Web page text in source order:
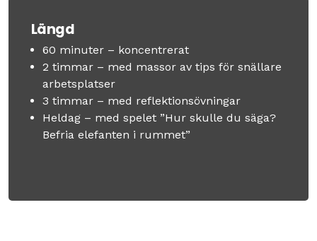
Längd
60 minuter – koncentrerat
2 timmar – med massor av tips för snällare
arbetsplatser
3 timmar – med reflektionsövningar
Heldag – med spelet ”Hur skulle du säga?
Befria elefanten i rummet”